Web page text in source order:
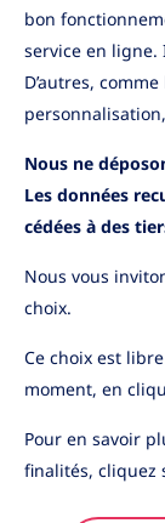
Informations
Application
Informations
Contactez-
Les
indicatives et
préavis en
bon
service en ligne.
D’autres,
Nous ne
Les données
cédées à des
Nous vous
choix.
Ce choix est
moment, en
Pour en savoir
finalités, cliquez